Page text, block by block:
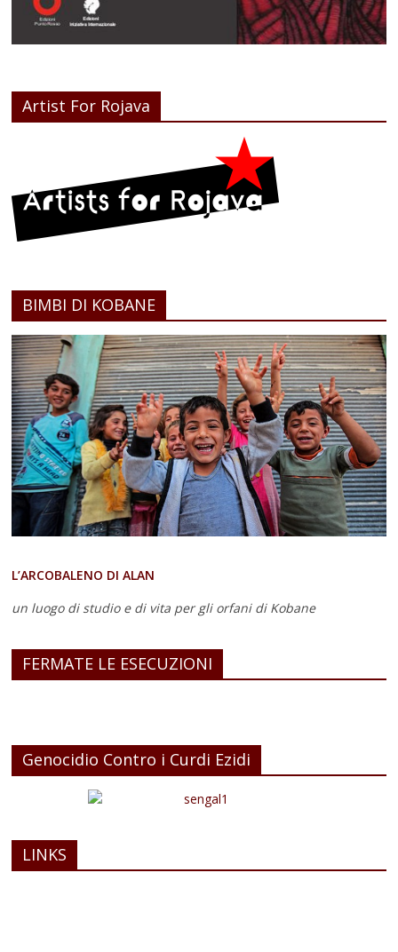
Artist For Rojava
BIMBI DI KOBANE
L’ARCOBALENO DI ALAN
un luogo di studio e di vita per gli orfani di Kobane
FERMATE LE ESECUZIONI
Genocidio Contro i Curdi Ezidi
LINKS